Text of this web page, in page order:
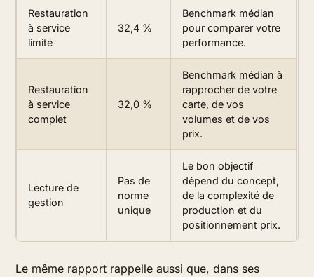
Restauration
à service
limité
32,4 %
Benchmark médian
pour comparer votre
performance.
Restauration
à service
complet
32,0 %
Benchmark médian à
rapprocher de votre
carte, de vos
volumes et de vos
prix.
Lecture de
gestion
Pas de
norme
unique
Le bon objectif
dépend du concept,
de la complexité de
production et du
positionnement prix.
Le même rapport rappelle aussi que, dans ses